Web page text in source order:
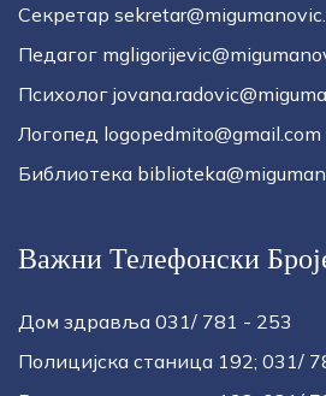
Секретар
Педагог
Психолог
Логопед logopedmito@gmail.com
Библиотека
Важни Телефонски
Дом здравља 031/ 781 - 253
Полицијска станица 192; 031/